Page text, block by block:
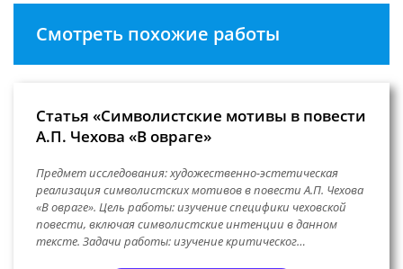
Смотреть похожие работы
Статья «Символистские мотивы в повести
А.П. Чехова «В овраге»
Предмет исследования: художественно-эстетическая
реализация символистских мотивов в повести А.П. Чехова
«В овраге». Цель работы: изучение специфики чеховской
повести, включая символистские интенции в данном
тексте. Задачи работы: изучение критическог…